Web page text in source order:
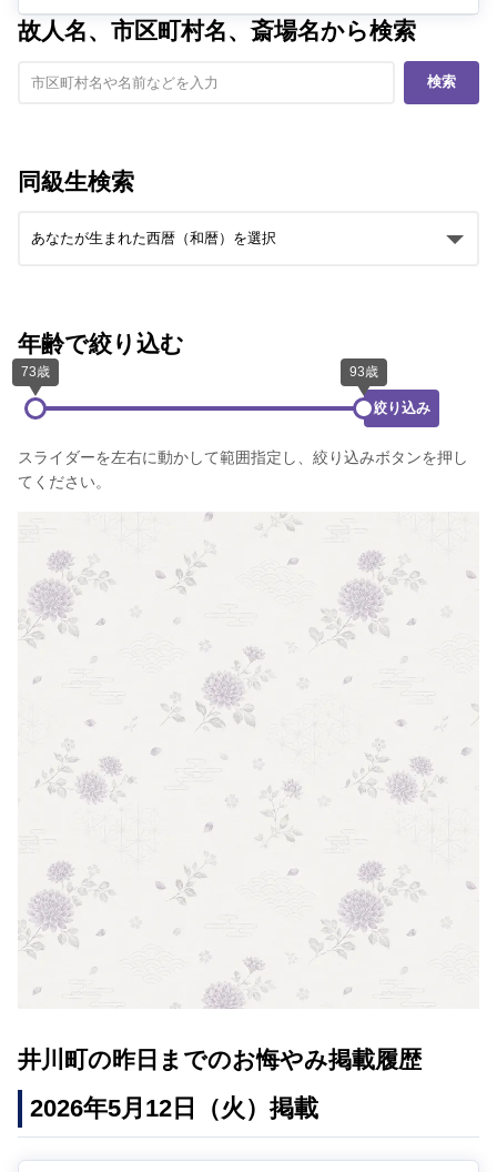
故人名、市区町村名、斎場名から検索
検索
同級生検索
年齢で絞り込む
絞り込み
スライダーを左右に動かして範囲指定し、絞り込みボタンを押し
てください。
井川町の昨日までのお悔やみ掲載履歴
2026年5月12日（火）掲載